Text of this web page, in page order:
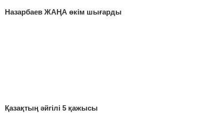
Назарбаев ЖАҢА өкім шығарды
Қазақтың әйгілі 5 қажысы